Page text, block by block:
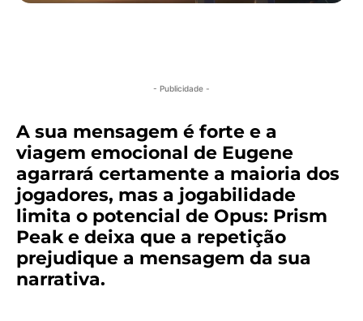
- Publicidade -
A sua mensagem é forte e a
viagem emocional de Eugene
agarrará certamente a maioria dos
jogadores, mas a jogabilidade
limita o potencial de Opus: Prism
Peak e deixa que a repetição
prejudique a mensagem da sua
narrativa.